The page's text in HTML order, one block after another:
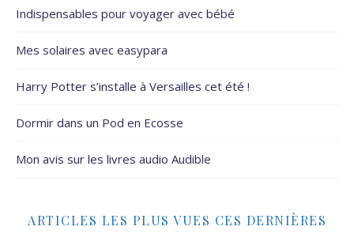
Indispensables pour voyager avec bébé
Mes solaires avec easypara
Harry Potter s’installe à Versailles cet été !
Dormir dans un Pod en Ecosse
Mon avis sur les livres audio Audible
ARTICLES LES PLUS VUES CES DERNIÈRES